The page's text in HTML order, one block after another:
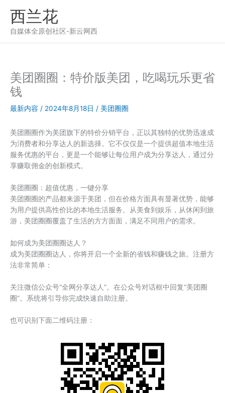
西兰花
自媒体全原创社区-新云网西
美团圈圈：特价版美团，吃喝玩乐更省
钱
最新内容 / 2024年8月18日 / 美团圈圈
美团圈圈作为美团旗下的特价分销平台，正以其独特的优势迅速成
为消费者和分享达人的新选择。它不仅仅是一个提供超值本地生活
服务优惠的平台，更是一个能够让每位用户成为分享达人，通过分
享赚取佣金的创新模式。
美团圈圈：超值优惠，一键分享
美团圈圈的产品都来源于美团，但在价格方面具有显著优势，能够
为用户提供高性价比的本地生活服务。从美食到娱乐，从休闲到旅
游，美团圈圈覆盖了生活的方方面面，满足不同用户的需求。
如何成为美团圈圈达人？
成为美团圈圈达人，你将开启一个全新的省钱和赚钱之旅。注册方
法非常简单：
关注微信公众号“全网分享达人”。在公众号对话框中回复“美团圈
圈”。系统将引导你完成快速自助注册。
也可识别下面二维码注册：